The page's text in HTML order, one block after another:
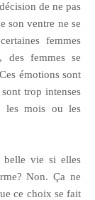
de ne pas
son ventre ne se
femmes
des femmes se
émotions sont
trop intenses
les mois ou les
belle vie si elles
Non. Ça ne
ce choix se fait